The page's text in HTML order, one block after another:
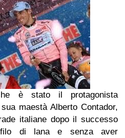
è stato il protagonista
maestà Alberto Contador,
italiane dopo il successo
di lana e senza aver